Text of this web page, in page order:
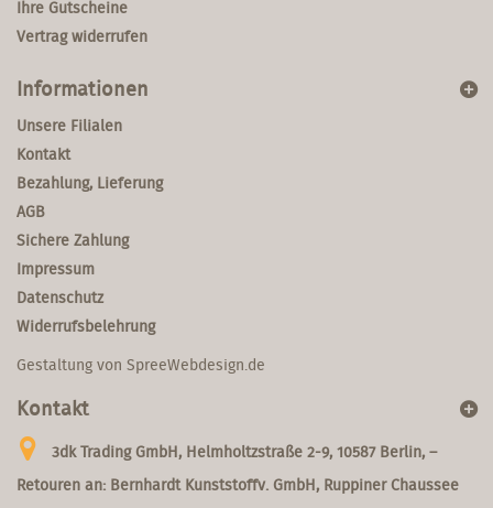
Ihre Gutscheine
Vertrag widerrufen
Informationen
Unsere Filialen
Kontakt
Bezahlung, Lieferung
AGB
Sichere Zahlung
Impressum
Datenschutz
Widerrufsbelehrung
Gestaltung von SpreeWebdesign.de
Kontakt
3dk Trading GmbH, Helmholtzstraße 2-9, 10587 Berlin, –
Retouren an: Bernhardt Kunststoffv. GmbH, Ruppiner Chaussee